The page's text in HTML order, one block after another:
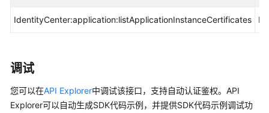
前
读
IdentityCenter:application:listApplicationInstanceCertificates
调试
您可以在API Explorer中调试该接口，支持自动认证鉴权。API
Explorer可以自动生成SDK代码示例，并提供SDK代码示例调试功